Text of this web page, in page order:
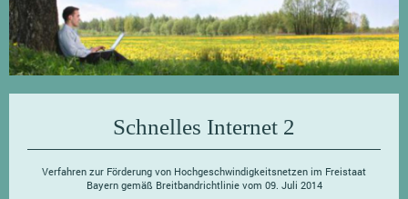
Schnelles Internet 2
Verfahren zur Förderung von Hochgeschwindigkeitsnetzen im Freistaat
Bayern gemäß Breitbandrichtlinie vom 09. Juli 2014